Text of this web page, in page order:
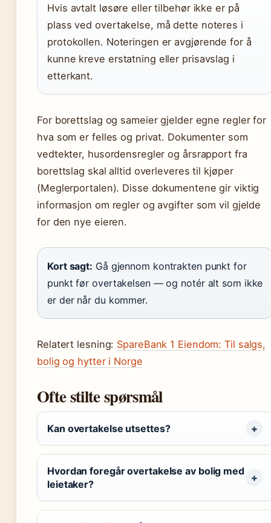
Hvis avtalt løsøre eller tilbehør ikke er på
plass ved overtakelse, må dette noteres i
protokollen. Noteringen er avgjørende for å
kunne kreve erstatning eller prisavslag i
etterkant.
For borettslag og sameier gjelder egne regler for
hva som er felles og privat. Dokumenter som
vedtekter, husordensregler og årsrapport fra
borettslag skal alltid overleveres til kjøper
(Meglerportalen). Disse dokumentene gir viktig
informasjon om regler og avgifter som vil gjelde
for den nye eieren.
Kort sagt: Gå gjennom kontrakten punkt for
punkt før overtakelsen — og notér alt som ikke
er der når du kommer.
Relatert lesning: SpareBank 1 Eiendom: Til salgs,
bolig og hytter i Norge
Ofte stilte spørsmål
Kan overtakelse utsettes?
Hvordan foregår overtakelse av bolig med
leietaker?